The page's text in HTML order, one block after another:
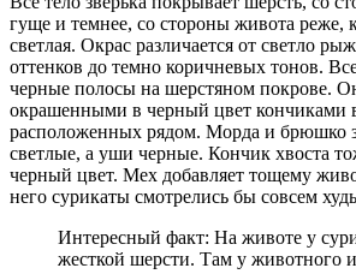
гуще и темнее, со стороны живота реже,
светлая. Окрас различается от светло
оттенков до темно коричневых тонов.
черные полосы на шерстяном покрове.
окрашенными в черный цвет кончиками
расположенных рядом. Морда и брюшко
светлые, а уши черные. Кончик хвоста
черный цвет. Мех добавляет тощему
него сурикаты смотрелись бы совсем
Интересный факт: На животе у
жесткой шерсти. Там у животного